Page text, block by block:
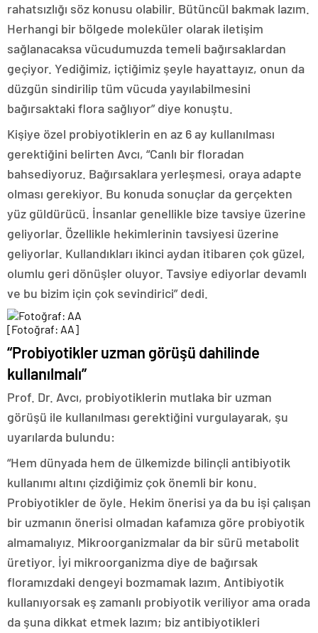
rahatsızlığı söz konusu olabilir. Bütüncül bakmak lazım.
Herhangi bir bölgede moleküler olarak iletişim
sağlanacaksa vücudumuzda temeli bağırsaklardan
geçiyor. Yediğimiz, içtiğimiz şeyle hayattayız, onun da
düzgün sindirilip tüm vücuda yayılabilmesini
bağırsaktaki flora sağlıyor” diye konuştu.
Kişiye özel probiyotiklerin en az 6 ay kullanılması
gerektiğini belirten Avcı, “Canlı bir floradan
bahsediyoruz. Bağırsaklara yerleşmesi, oraya adapte
olması gerekiyor. Bu konuda sonuçlar da gerçekten
yüz güldürücü. İnsanlar genellikle bize tavsiye üzerine
geliyorlar. Özellikle hekimlerinin tavsiyesi üzerine
geliyorlar. Kullandıkları ikinci aydan itibaren çok güzel,
olumlu geri dönüşler oluyor. Tavsiye ediyorlar devamlı
ve bu bizim için çok sevindirici” dedi.
[Fotoğraf: AA]
“Probiyotikler uzman görüşü dahilinde
kullanılmalı”
Prof. Dr. Avcı, probiyotiklerin mutlaka bir uzman
görüşü ile kullanılması gerektiğini vurgulayarak, şu
uyarılarda bulundu:
“Hem dünyada hem de ülkemizde bilinçli antibiyotik
kullanımı altını çizdiğimiz çok önemli bir konu.
Probiyotikler de öyle. Hekim önerisi ya da bu işi çalışan
bir uzmanın önerisi olmadan kafamıza göre probiyotik
almamalıyız. Mikroorganizmalar da bir sürü metabolit
üretiyor. İyi mikroorganizma diye de bağırsak
floramızdaki dengeyi bozmamak lazım. Antibiyotik
kullanıyorsak eş zamanlı probiyotik veriliyor ama orada
da şuna dikkat etmek lazım; biz antibiyotikleri